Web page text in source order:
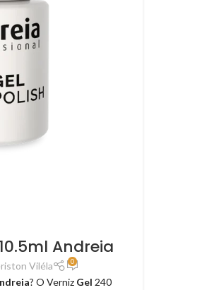
Andreia
Viléla 0
? O Verniz Gel 240